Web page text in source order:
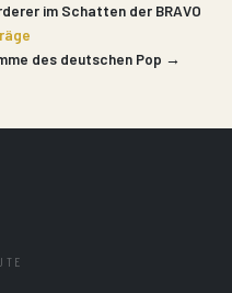
im Schatten der BRAVO
des deutschen Pop →